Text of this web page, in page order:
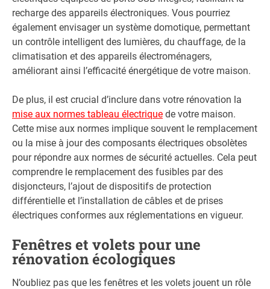
recharge des appareils électroniques. Vous pourriez
également envisager un système domotique, permettant
un contrôle intelligent des lumières, du chauffage, de la
climatisation et des appareils électroménagers,
améliorant ainsi l’efficacité énergétique de votre maison.
De plus, il est crucial d’inclure dans votre rénovation la
mise aux normes tableau électrique de votre maison.
Cette mise aux normes implique souvent le remplacement
ou la mise à jour des composants électriques obsolètes
pour répondre aux normes de sécurité actuelles. Cela peut
comprendre le remplacement des fusibles par des
disjoncteurs, l’ajout de dispositifs de protection
différentielle et l’installation de câbles et de prises
électriques conformes aux réglementations en vigueur.
Fenêtres et volets pour une
rénovation écologiques
N’oubliez pas que les fenêtres et les volets jouent un rôle